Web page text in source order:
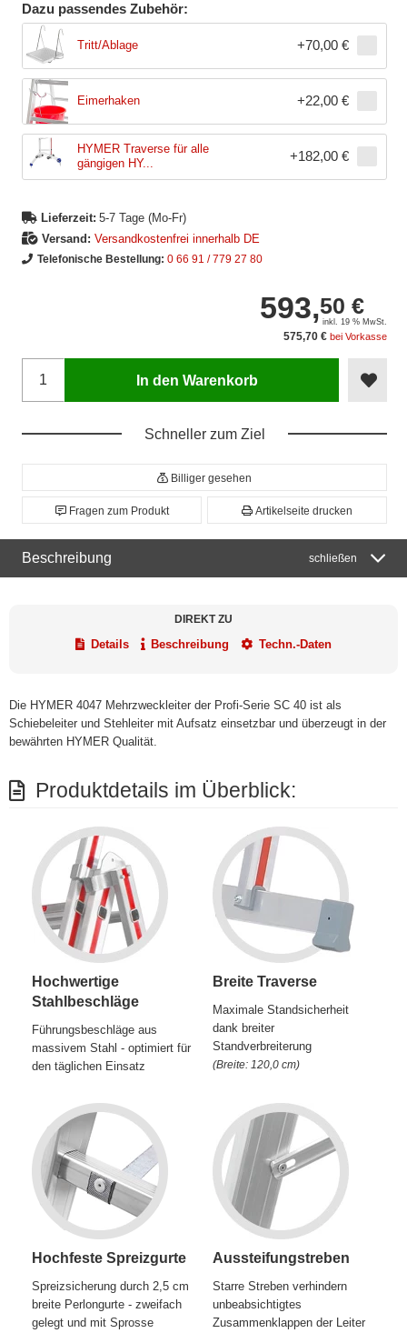
Dazu passendes Zubehör:
Tritt/Ablage +70,00 €
Eimerhaken +22,00 €
HYMER Traverse für alle
gängigen HY...
+182,00 €
Lieferzeit: 5-7 Tage (Mo-Fr)
Versand: Versandkostenfrei innerhalb DE
Telefonische Bestellung: 0 66 91 / 779 27 80
593,50 €
inkl. 19 % MwSt.
575,70 € bei Vorkasse
In den Warenkorb
Schneller zum Ziel
Billiger gesehen
Fragen zum Produkt Artikelseite drucken
Beschreibung schließen
DIREKT ZU
Details Beschreibung Techn.-Daten
Die HYMER 4047 Mehrzweckleiter der Profi-Serie SC 40 ist als
Schiebeleiter und Stehleiter mit Aufsatz einsetzbar und überzeugt in der
bewährten HYMER Qualität.
Produktdetails im Überblick:
Hochwertige
Stahlbeschläge
Führungsbeschläge aus
massivem Stahl - optimiert für
den täglichen Einsatz
Breite Traverse
Maximale Standsicherheit
dank breiter
Standverbreiterung
(Breite: 120,0 cm)
Hochfeste Spreizgurte
Spreizsicherung durch 2,5 cm
breite Perlongurte - zweifach
gelegt und mit Sprosse
Aussteifungstreben
Starre Streben verhindern
unbeabsichtigtes
Zusammenklappen der Leiter